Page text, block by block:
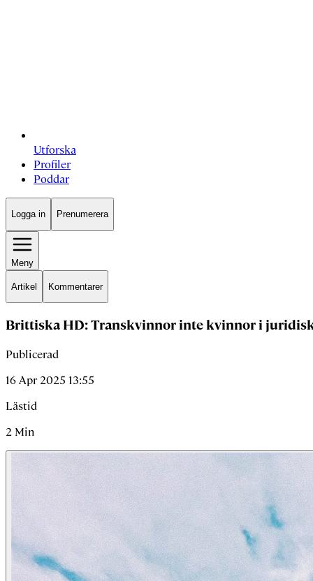
Utforska
Profiler
Poddar
Logga in Prenumerera
Meny
Artikel Kommentarer
Brittiska HD: Transkvinnor inte kvinnor i
Publicerad
16 Apr 2025 13:55
Lästid
2 Min